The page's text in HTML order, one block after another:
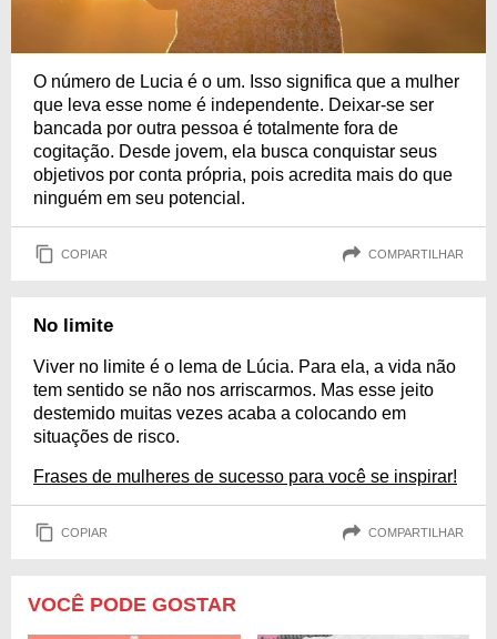
O número de Lucia é o um. Isso significa que a mulher
que leva esse nome é independente. Deixar-se ser
bancada por outra pessoa é totalmente fora de
cogitação. Desde jovem, ela busca conquistar seus
objetivos por conta própria, pois acredita mais do que
ninguém em seu potencial.
COPIAR COMPARTILHAR
No limite
Viver no limite é o lema de Lúcia. Para ela, a vida não
tem sentido se não nos arriscarmos. Mas esse jeito
destemido muitas vezes acaba a colocando em
situações de risco.
Frases de mulheres de sucesso para você se inspirar!
COPIAR COMPARTILHAR
VOCÊ PODE GOSTAR